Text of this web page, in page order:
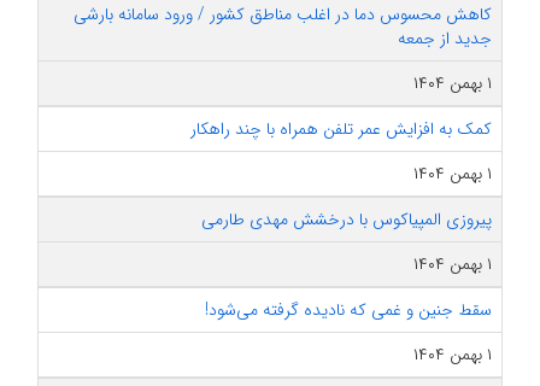
کاهش محسوس دما در اغلب مناطق کشور / ورود سامانه بارشی
جدید از جمعه
۱ بهمن ۱۴۰۴
کمک به افزایش عمر تلفن همراه با چند راهکار
۱ بهمن ۱۴۰۴
پیروزی المپیاکوس با درخشش مهدی طارمی
۱ بهمن ۱۴۰۴
سقط جنین و غمی که نادیده گرفته می‌شود!
۱ بهمن ۱۴۰۴